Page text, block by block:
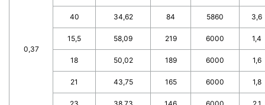
0,37
40 34,62 84 5860 3,6
15,5 58,09 219 6000 1,4
18 50,02 189 6000 1,6
21 43,75 165 6000 1,8